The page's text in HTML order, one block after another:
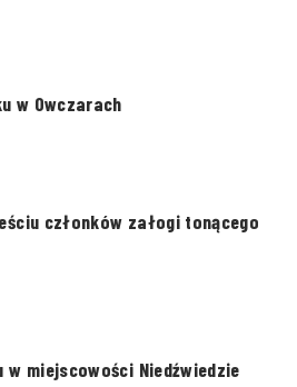
w Owczarach
członków załogi tonącego
miejscowości Niedźwiedzie